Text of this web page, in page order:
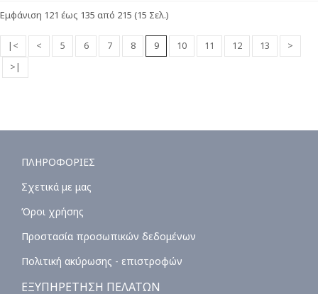
Εμφάνιση 121 έως 135 από 215 (15 Σελ.)
|< < 5 6 7 8 9 10 11 12 13
>
>|
ΠΛΗΡΟΦΟΡΙΕΣ
Σχετικά με μας
Όροι χρήσης
Προστασία προσωπικών δεδομένων
Πολιτική ακύρωσης - επιστροφών
ΕΞΥΠΗΡΕΤΗΣΗ ΠΕΛΑΤΩΝ